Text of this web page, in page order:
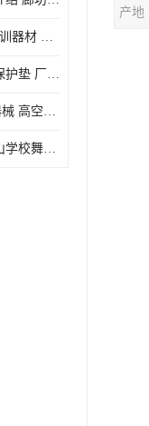
400米障碍低桩网 军训器材 厂家实物图
训练垫子 焦作运动保护垫 厂家销售
组合心理行为训练器械 高空拓展训练架 守信厂家
滑雪场保护垫 石嘴山学校舞蹈垫
产地